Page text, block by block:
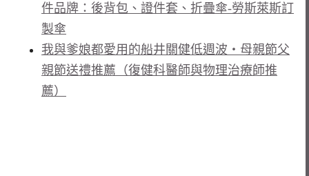
件品牌：後背包、證件套、折疊傘-勞斯萊斯訂
製傘
我與爹娘都愛用的船井關健低週波・母親節父
親節送禮推薦（復健科醫師與物理治療師推
薦）